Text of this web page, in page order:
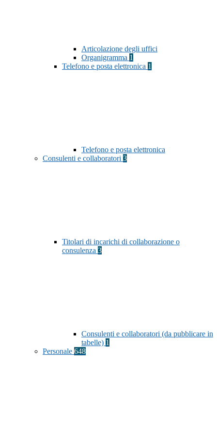
Articolazione degli uffici
Organigramma 1
Telefono e posta elettronica 1
Telefono e posta elettronica
Consulenti e collaboratori 3
Titolari di incarichi di collaborazione o
consulenza 3
Consulenti e collaboratori (da pubblicare in
tabelle) 1
Personale 648